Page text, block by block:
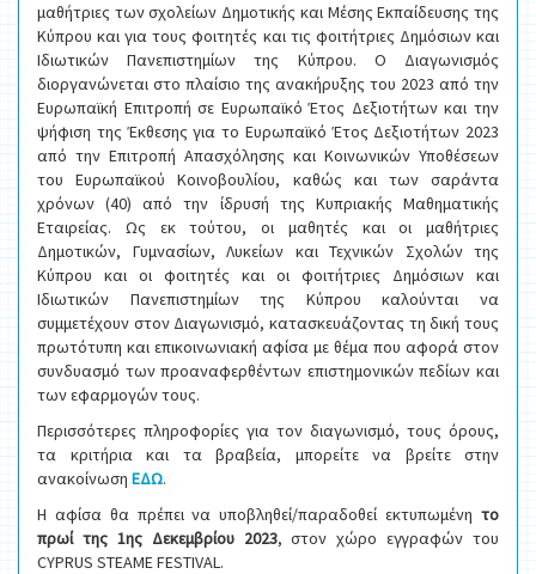
μαθήτριες των σχολείων Δημοτικής και Μέσης Εκπαίδευσης της
Κύπρου και για τους φοιτητές και τις φοιτήτριες Δημόσιων και
Ιδιωτικών Πανεπιστημίων της Κύπρου. Ο Διαγωνισμός
διοργανώνεται στο πλαίσιο της ανακήρυξης του 2023 από την
Ευρωπαϊκή Επιτροπή σε Ευρωπαϊκό Έτος Δεξιοτήτων και την
ψήφιση της Έκθεσης για το Ευρωπαϊκό Έτος Δεξιοτήτων 2023
από την Επιτροπή Απασχόλησης και Κοινωνικών Υποθέσεων
του Ευρωπαϊκού Κοινοβουλίου, καθώς και των σαράντα
χρόνων (40) από την ίδρυσή της Κυπριακής Μαθηματικής
Εταιρείας. Ως εκ τούτου, οι μαθητές και οι μαθήτριες
Δημοτικών, Γυμνασίων, Λυκείων και Τεχνικών Σχολών της
Κύπρου και οι φοιτητές και οι φοιτήτριες Δημόσιων και
Ιδιωτικών Πανεπιστημίων της Κύπρου καλούνται να
συμμετέχουν στον Διαγωνισμό, κατασκευάζοντας τη δική τους
πρωτότυπη και επικοινωνιακή αφίσα με θέμα που αφορά στον
συνδυασμό των προαναφερθέντων επιστημονικών πεδίων και
των εφαρμογών τους.
Περισσότερες πληροφορίες για τον διαγωνισμό, τους όρους,
τα κριτήρια και τα βραβεία, μπορείτε να βρείτε στην
ανακοίνωση ΕΔΩ.
Η αφίσα θα πρέπει να υποβληθεί/παραδοθεί εκτυπωμένη το
πρωί της 1ης Δεκεμβρίου 2023, στον χώρο εγγραφών του
CYPRUS STEAME FESTIVAL.